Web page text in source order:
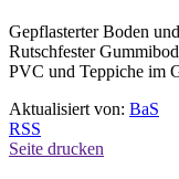
Gepflasterter Boden
Rutschfester
PVC und Teppiche im
Aktualisiert von: BaS
RSS
Seite drucken